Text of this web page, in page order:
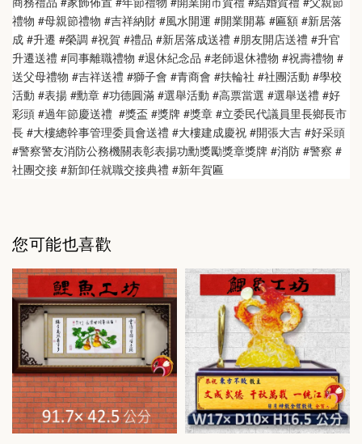
禮物 #母親節禮物 #吉祥納財 #風水開運 #開業開幕 #匾額 #新居落
成 #升遷 #榮調 #祝賀 #禮品 #新居落成送禮 #朋友開店送禮 #升官
升遷送禮 #同事離職禮物 #退休紀念品 #老師退休禮物 #祝壽禮物 #
送父母禮物 #吉祥送禮 #獅子會 #青商會 #扶輪社 #社團活動 #學校
活動 #表揚 #勳章 #功德圓滿 #選舉活動 #高票當選 #選舉送禮 #好
彩頭 #過年節慶送禮  #獎盃 #獎牌 #獎章 #立委民代議員里長鄉長市
長 #大樓總幹事管理委員會送禮 #大樓建成慶祝 #開張大吉 #好采頭
#警察警友消防公務機關表彰表揚功勳獎勵獎章獎牌 #消防 #警察 #
社團交接 #新卸任就職交接典禮 #新年賀匾
您可能也喜歡